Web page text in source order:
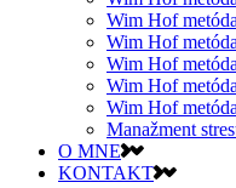
Wim Hof
Wim Hof
Wim Hof
Wim Hof
Wim Hof
Manažment
O MNE
KONTAKT